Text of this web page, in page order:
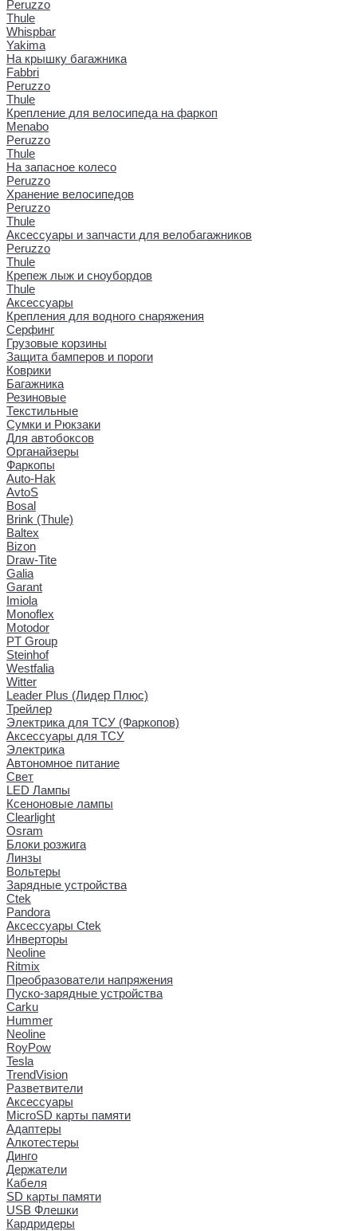
Peruzzo
Thule
Whispbar
Yakima
На крышку багажника
Fabbri
Peruzzo
Thule
Крепление для велосипеда на фаркоп
Menabo
Peruzzo
Thule
На запасное колесо
Peruzzo
Хранение велосипедов
Peruzzo
Thule
Аксессуары и запчасти для велобагажников
Peruzzo
Thule
Крепеж лыж и сноубордов
Thule
Аксессуары
Крепления для водного снаряжения
Серфинг
Грузовые корзины
Защита бамперов и пороги
Коврики
Багажника
Резиновые
Текстильные
Сумки и Рюкзаки
Для автобоксов
Органайзеры
Фаркопы
Auto-Hak
AvtoS
Bosal
Brink (Thule)
Baltex
Bizon
Draw-Tite
Galia
Garant
Imiola
Monoflex
Motodor
PT Group
Steinhof
Westfalia
Witter
Leader Plus (Лидер Плюс)
Трейлер
Электрика для ТСУ (Фаркопов)
Аксессуары для ТСУ
Электрика
Автономное питание
Свет
LED Лампы
Ксеноновые лампы
Clearlight
Osram
Блоки розжига
Линзы
Вольтеры
Зарядные устройства
Ctek
Pandora
Аксессуары Ctek
Инверторы
Neoline
Ritmix
Преобразователи напряжения
Пуско-зарядные устройства
Carku
Hummer
Neoline
RoyPow
Tesla
TrendVision
Разветвители
Аксессуары
MicroSD карты памяти
Адаптеры
Алкотестеры
Динго
Держатели
Кабеля
SD карты памяти
USB Флешки
Кардридеры